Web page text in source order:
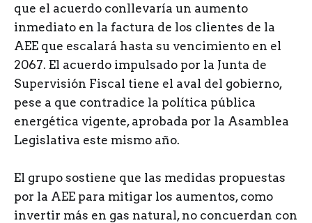
que el acuerdo conllevaría un aumento
inmediato en la factura de los clientes de la
AEE que escalará hasta su vencimiento en el
2067. El acuerdo impulsado por la Junta de
Supervisión Fiscal tiene el aval del gobierno,
pese a que contradice la política pública
energética vigente, aprobada por la Asamblea
Legislativa este mismo año.
El grupo sostiene que las medidas propuestas
por la AEE para mitigar los aumentos, como
invertir más en gas natural, no concuerdan con